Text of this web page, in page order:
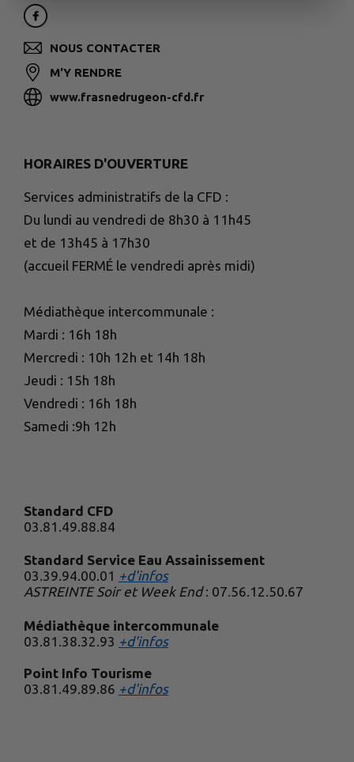
NOUS CONTACTER
M'Y RENDRE
www.frasnedrugeon-cfd.fr
HORAIRES D'OUVERTURE
Services administratifs de la CFD :
Du lundi au vendredi de 8h30 à 11h45
et de 13h45 à 17h30
(accueil FERMÉ le vendredi après midi)
Médiathèque intercommunale :
Mardi : 16h 18h
Mercredi : 10h 12h et 14h 18h
Jeudi : 15h 18h
Vendredi : 16h 18h
Samedi :9h 12h
Standard CFD
03.81.49.88.84
Standard Service Eau Assainissement
03.39.94.00.01 +d'infos
ASTREINTE Soir et Week End: 07.56.12.50.67
Médiathèque intercommunale
03.81.38.32.93 +d'infos
Point Info Tourisme
03.81.49.89.86 +d'infos